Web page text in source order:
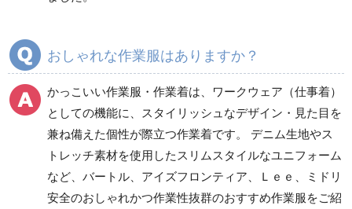
秋冬ワークパンツ作業
ズボン
ツ
クリーンウェアワーク
パンツ
ズボン
レディース作業着
シャツ
おしゃれな作業服はありますか？
かっこいい作業服・作業着は、ワークウェア（仕事着）
としての機能に、スタイリッシュなデザイン・見た目を
兼ね備えた個性が際立つ作業着です。 デニム生地やス
トレッチ素材を使用したスリムスタイルなユニフォーム
など、バートル、アイズフロンティア、Ｌｅｅ、ミドリ
安全のおしゃれかつ作業性抜群のおすすめ作業服をご紹